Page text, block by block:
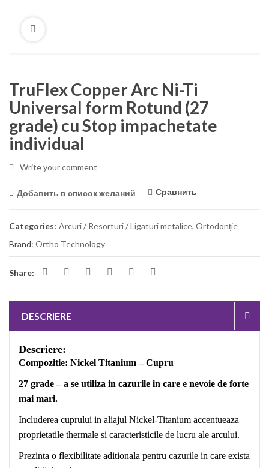
TruFlex Copper Arc Ni-Ti
Universal form Rotund (27
grade) cu Stop impachetate
individual
Write your comment
Добавить в список желаний Сравнить
Categories: Arcuri / Resorturi / Ligaturi metalice, Ortodonție
Brand: Ortho Technology
Share:
DESCRIERE
Descriere:
Compozitie: Nickel Titanium – Cupru
27 grade – a se utiliza in cazurile in care e nevoie de forte
mai mari.
Includerea cuprului in aliajul Nickel-Titanium accentueaza
proprietatile thermale si caracteristicile de lucru ale arcului.
Prezinta o flexibilitate aditionala pentru cazurile in care exista